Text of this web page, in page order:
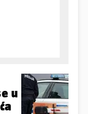
u